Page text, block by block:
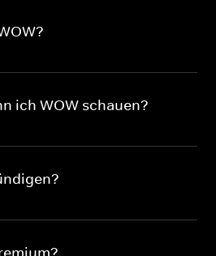
ich WOW schauen?